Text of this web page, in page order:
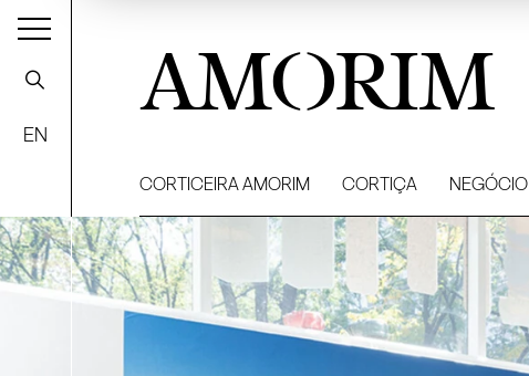
EN
AMORIM
CORTICEIRA AMORIM CORTIÇA NEGÓCIO